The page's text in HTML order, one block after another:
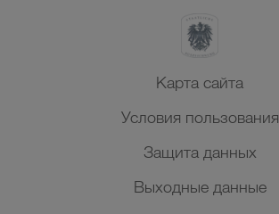
Карта сайта
Условия пользования
Защита данных
Выходные данные